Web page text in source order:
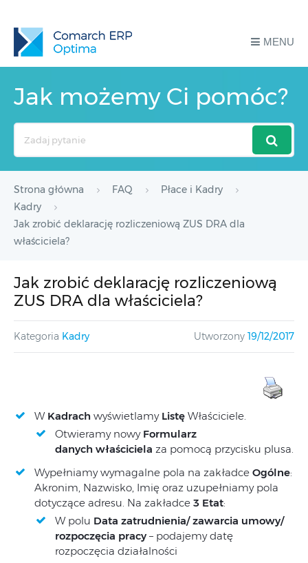
MENU
Jak możemy Ci pomóc?
Strona główna FAQ
Płace i Kadry
Kadry
Jak zrobić deklarację rozliczeniową ZUS DRA dla
właściciela?
Jak zrobić deklarację rozliczeniową
ZUS DRA dla właściciela?
Kategoria Kadry Utworzony 19/12/2017
W Kadrach wyświetlamy Listę Właściciele.
Otwieramy nowy Formularz
danych właściciela za pomocą przycisku plusa.
Wypełniamy wymagalne pola na zakładce Ogólne:
Akronim, Nazwisko, Imię oraz uzupełniamy pola
dotyczące adresu. Na zakładce 3 Etat:
W polu Data zatrudnienia/ zawarcia umowy/
rozpoczęcia pracy – podajemy datę
rozpoczęcia działalności